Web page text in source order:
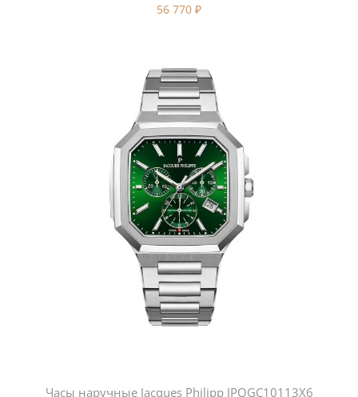
56 770 ₽
Часы наручные Jacques Philipp JPQGC10113X6